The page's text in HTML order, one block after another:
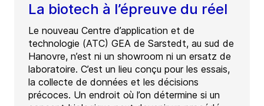
La biotech à l’épreuve du réel
Le nouveau Centre d’application et de
technologie (ATC) GEA de Sarstedt, au sud de
Hanovre, n’est ni un showroom ni un ersatz de
laboratoire. C’est un lieu conçu pour les essais,
la collecte de données et les décisions
précoces. Un endroit où l’on détermine si un